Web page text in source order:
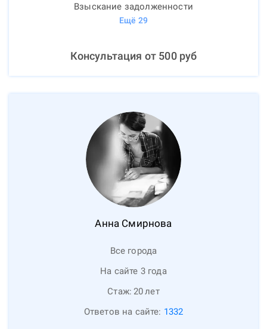
Взыскание задолженности
Ещё 29
Консультация от 500руб
Анна Смирнова
Все города
На сайте 3 года
Стаж: 20лет
Ответов на сайте: 1332